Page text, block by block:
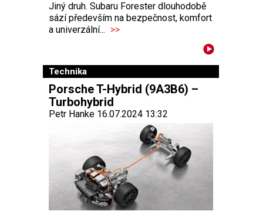
Jiný druh. Subaru Forester dlouhodobě
sází především na bezpečnost, komfort
a univerzální... >>
Technika
Porsche T-Hybrid (9A3B6) –
Turbohybrid
Petr Hanke 16.07.2024 13:32